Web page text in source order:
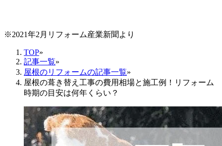
※2021年2月リフォーム産業新聞より
TOP»
記事一覧»
屋根のリフォームの記事一覧»
屋根の葺き替え工事の費用相場と施工例！リフォーム
時期の目安は何年くらい？